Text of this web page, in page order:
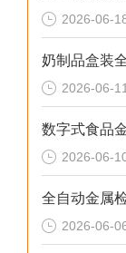
2026-06-
2026-06-11
数字式食品
2026-06-
全自动金属
2026-06-